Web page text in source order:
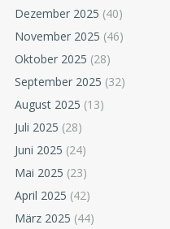
Dezember 2025 (40)
November 2025 (46)
Oktober 2025 (28)
September 2025 (32)
August 2025 (13)
Juli 2025 (28)
Juni 2025 (24)
Mai 2025 (23)
April 2025 (42)
März 2025 (44)